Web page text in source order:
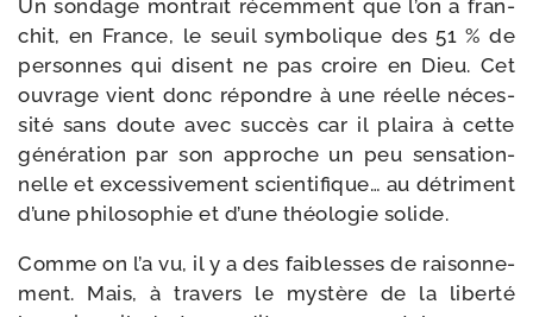
Un son­dage mon­trait récem­ment que l’on a fran­
chit, en France, le seuil sym­bo­lique des 51 % de
per­sonnes qui disent ne pas croire en Dieu. Cet
ouvrage vient donc répondre à une réelle néces­
si­té sans doute avec suc­cès car il plai­ra à cette
géné­ra­tion par son approche un peu sen­sa­tion­
nelle et exces­si­ve­ment scien­ti­fique… au détri­ment
d’une phi­lo­so­phie et d’une théo­lo­gie solide.
Comme on l’a vu, il y a des fai­blesses de rai­son­ne­
ment. Mais, à tra­vers le mys­tère de la liber­té